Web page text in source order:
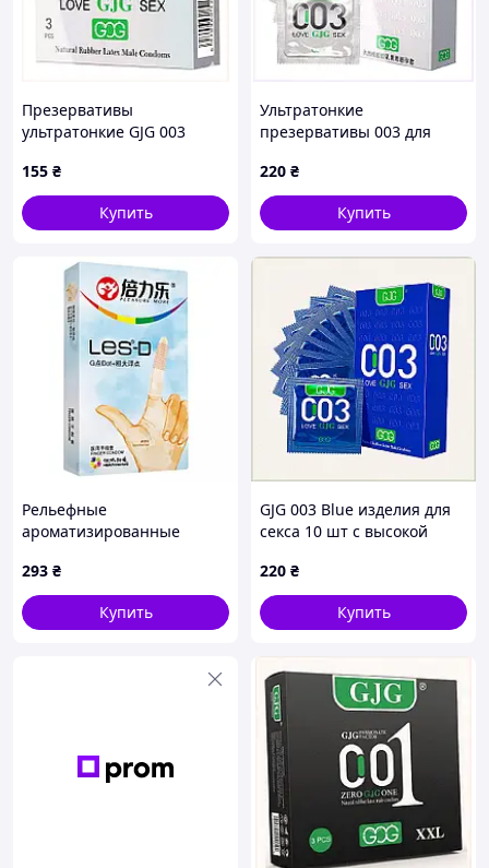
Презервативы
ультратонкие GJG 003
9MA0M29532
155 ₴
Купить
Ультратонкие
презервативы 003 для
ед., 90295CBC30
220 ₴
Купить
Рельефные
ароматизированные
пальцев LES-D 8 штук
293 ₴
Купить
GJG 003 Blue изделия для
секса 10 шт с высокой
220 ₴
Купить